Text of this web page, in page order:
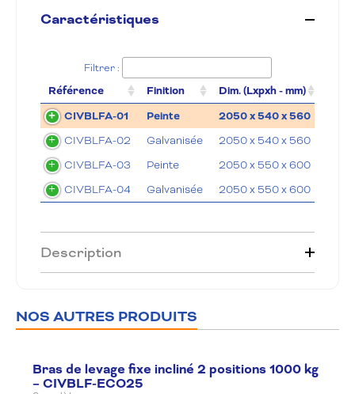
Caractéristiques
Filtrer :
Référence Finition Dim. (Lxpxh - mm)
CIVBLFA-01
Peinte 2050 x 540 x 560
CIVBLFA-02 Galvanisée 2050 x 540 x 560
CIVBLFA-03
Peinte 2050 x 550 x 600
CIVBLFA-04
Galvanisée 2050 x 550 x 600
Description
NOS AUTRES PRODUITS
Bras de levage fixe incliné 2 positions 1000 kg
– CIVBLF-ECO25